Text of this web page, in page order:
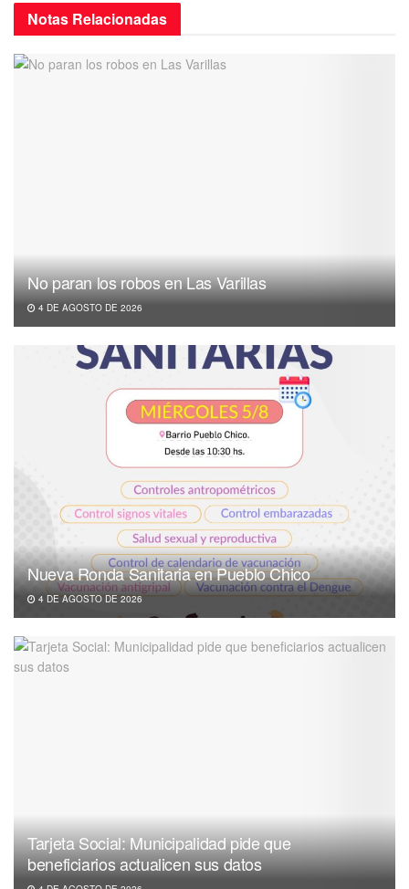
Notas Relacionadas
No paran los robos en Las Varillas
4 DE AGOSTO DE 2026
Nueva Ronda Sanitaria en Pueblo Chico
4 DE AGOSTO DE 2026
Tarjeta Social: Municipalidad pide que
beneficiarios actualicen sus datos